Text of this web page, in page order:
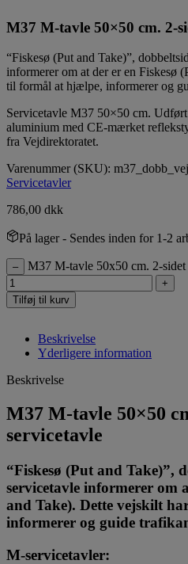
M37 M-tavle 50×50 cm. 2-
“Fiskesø (Put and Take)”,
informerer om at der er en Fiskesø
til formål at hjælpe, informerer og
Servicetavle M37 50×50 cm.
aluminium med CE-mærket
fra Vejdirektoratet.
Varenummer (SKU):
Servicetavler
786,00 dkk
På lager - Sendes inden for 1-2
– M37 M-tavle 50x50 cm. 2-sidet
+
Tilføj til kurv
Beskrivelse
Yderligere information
Beskrivelse
M37 M-tavle 50×50
servicetavle
“Fiskesø (Put and Take)”,
servicetavle informerer om
and Take). Dette vejskilt
informerer og guide
M‑servicetavler: